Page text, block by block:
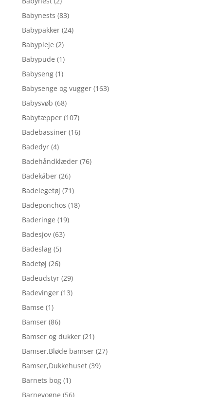
Babynests (83)
Babypakker (24)
Babypleje (2)
Babypude (1)
Babyseng (1)
Babysenge og vugger (163)
Babysvøb (68)
Babytæpper (107)
Badebassiner (16)
Badedyr (4)
Badehåndklæder (76)
Badekåber (26)
Badelegetøj (71)
Badeponchos (18)
Baderinge (19)
Badesjov (63)
Badeslag (5)
Badetøj (26)
Badeudstyr (29)
Badevinger (13)
Bamse (1)
Bamser (86)
Bamser og dukker (21)
Bamser,Bløde bamser (27)
Bamser,Dukkehuset (39)
Barnets bog (1)
Barnevogne (56)